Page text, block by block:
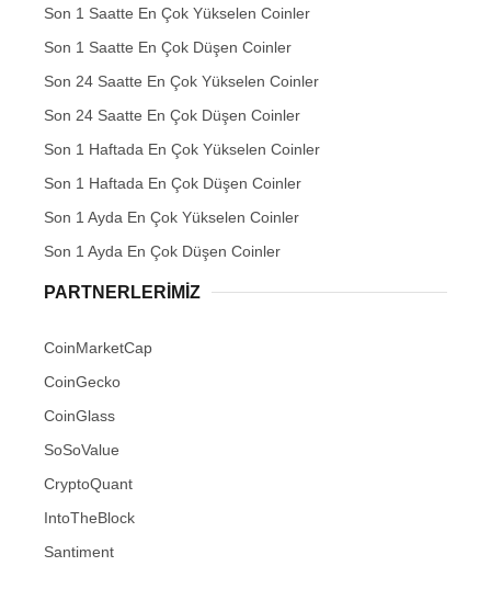
Son 1 Saatte En Çok Yükselen Coinler
Son 1 Saatte En Çok Düşen Coinler
Son 24 Saatte En Çok Yükselen Coinler
Son 24 Saatte En Çok Düşen Coinler
Son 1 Haftada En Çok Yükselen Coinler
Son 1 Haftada En Çok Düşen Coinler
Son 1 Ayda En Çok Yükselen Coinler
Son 1 Ayda En Çok Düşen Coinler
PARTNERLERIMIZ
CoinMarketCap
CoinGecko
CoinGlass
SoSoValue
CryptoQuant
IntoTheBlock
Santiment